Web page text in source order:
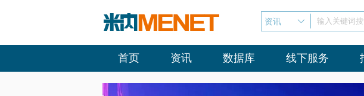
资讯 输入关键词
首页 资讯 数据库 线下服务